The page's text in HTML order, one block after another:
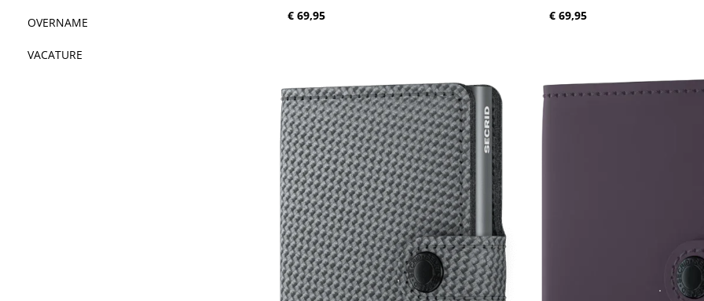
OVERNAME
VACATURE
Normale prijs:
€ 69,95 Normale prijs:
€ 69,95